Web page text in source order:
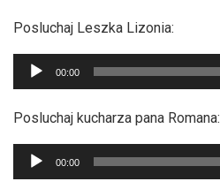
Posluchaj Leszka Lizonia:
Odtwarzacz
plików
dźwiękowych
00:00
Posluchaj kucharza pana Romana:
Odtwarzacz
plików
00:00